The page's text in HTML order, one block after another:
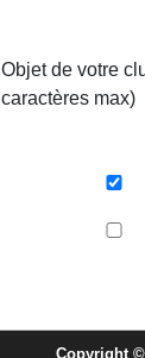
Objet de votre
caractères max)
Copyright ©